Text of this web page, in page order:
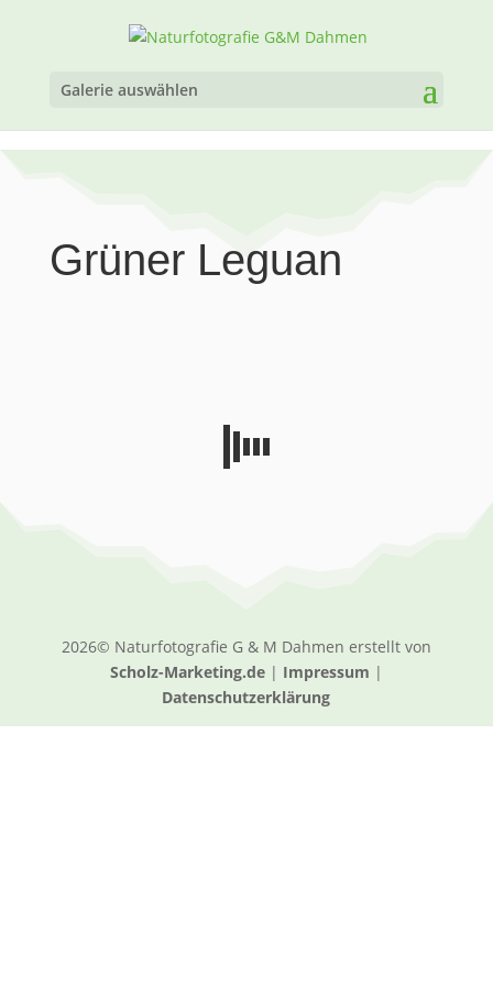
Galerie auswählen
Grüner Leguan
2026© Naturfotografie G & M Dahmen erstellt von
Scholz-Marketing.de| Impressum |
Datenschutzerklärung